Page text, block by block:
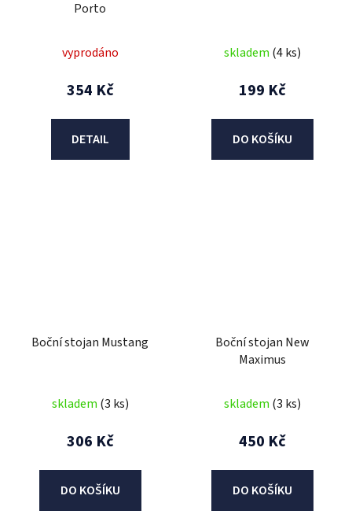
Porto
vyprodáno
354 Kč
DETAIL
skladem (4 ks)
199 Kč
DO KOŠÍKU
Boční stojan Mustang
skladem (3 ks)
306 Kč
DO KOŠÍKU
Boční stojan New
Maximus
skladem (3 ks)
450 Kč
DO KOŠÍKU